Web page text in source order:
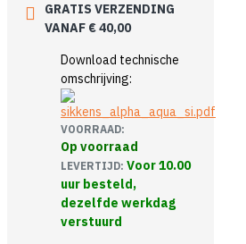
GRATIS VERZENDING
VANAF € 40,00
Download technische
omschrijving:
VOORRAAD:
Op voorraad
LEVERTIJD: Voor 10.00
uur besteld,
dezelfde werkdag
verstuurd